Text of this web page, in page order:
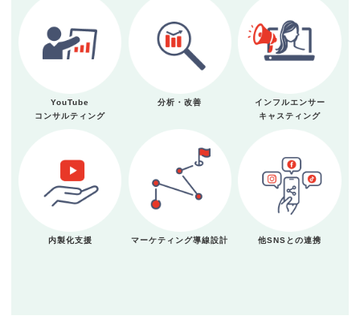
YouTube
コンサルティング
分析・改善
インフルエンサー
キャスティング
内製化支援 マーケティング導線設計 他SNSとの連携